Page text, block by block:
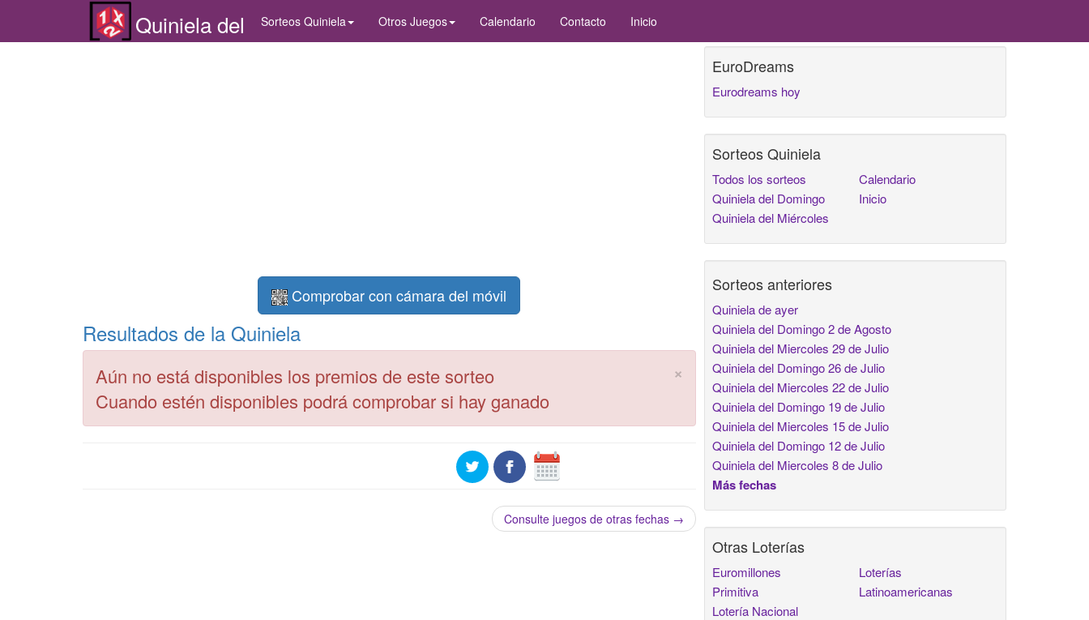
Quiniela del Sorteos Quiniela Otros Juegos Calendario Contacto Inicio
Comprobar con cámara del móvil
Resultados de la Quiniela
×
Aún no está disponibles los premios de este sorteo
Cuando estén disponibles podrá comprobar si hay ganado
Consulte juegos de otras fechas →
EuroDreams
Eurodreams hoy
Sorteos Quiniela
Todos los sorteos
Quiniela del Domingo
Quiniela del Miércoles
Calendario
Inicio
Sorteos anteriores
Quiniela de ayer
Quiniela del Domingo 2 de Agosto
Quiniela del Miercoles 29 de Julio
Quiniela del Domingo 26 de Julio
Quiniela del Miercoles 22 de Julio
Quiniela del Domingo 19 de Julio
Quiniela del Miercoles 15 de Julio
Quiniela del Domingo 12 de Julio
Quiniela del Miercoles 8 de Julio
Más fechas
Otras Loterías
Euromillones
Primitiva
Lotería Nacional
Loterías
Latinoamericanas